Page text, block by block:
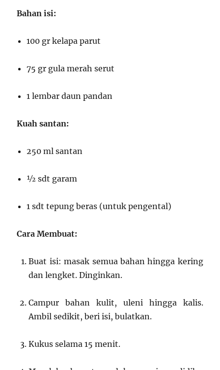
Bahan isi:
100 gr kelapa parut
75 gr gula merah serut
1 lembar daun pandan
Kuah santan:
250 ml santan
½ sdt garam
1 sdt tepung beras (untuk pengental)
Cara Membuat:
Buat isi: masak semua bahan hingga kering
dan lengket. Dinginkan.
Campur bahan kulit, uleni hingga kalis.
Ambil sedikit, beri isi, bulatkan.
Kukus selama 15 menit.